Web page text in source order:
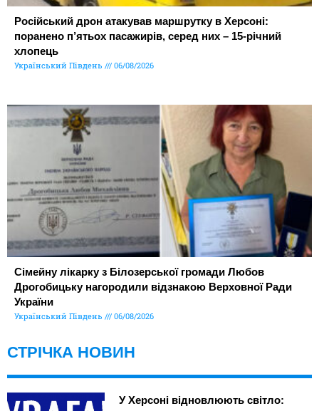
Російський дрон атакував маршрутку в Херсоні:
поранено п’ятьох пасажирів, серед них – 15-річний
хлопець
Український Південь 06/08/2026
Сімейну лікарку з Білозерської громади Любов
Дрогобицьку нагородили відзнакою Верховної Ради
України
Український Південь 06/08/2026
СТРІЧКА НОВИН
У Херсоні відновлюють світло: